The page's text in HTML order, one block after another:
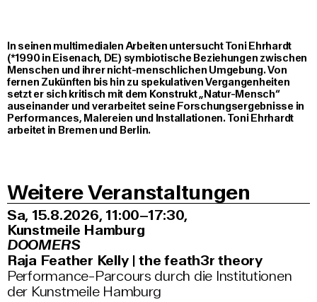
In seinen multimedialen Arbeiten untersucht Toni Ehrhardt
(*1990 in Eisenach, DE) symbiotische Beziehungen zwischen
Menschen und ihrer nicht-menschlichen Umgebung. Von
fernen Zukünften bis hin zu spekulativen Vergangenheiten
setzt er sich kritisch mit dem Konstrukt „Natur-Mensch“
auseinander und verarbeitet seine Forschungsergebnisse in
Performances, Malereien und Installationen. Toni Ehrhardt
arbeitet in Bremen und Berlin.
Weitere Veranstaltungen
Sa, 15.8.2026 11:00–17:30,
Kunstmeile Hamburg
DOOMERS
Raja Feather Kelly | the feath3r theory
Performance-Parcours durch die Institutionen
der Kunstmeile Hamburg